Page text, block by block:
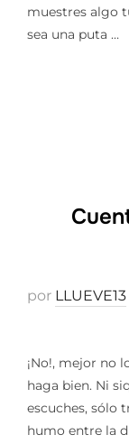
muestres algo
sea una puta …
por LLUEVE13
¡No!, mejor no
haga bien. Ni
escuches, sólo
humo entre la